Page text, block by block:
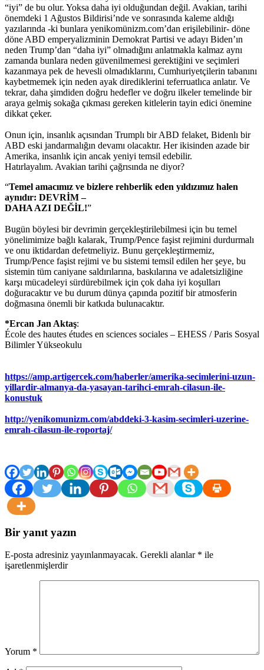
“iyi” de bu olur. Yoksa daha iyi olduğundan değil. Avakian, tarihi
önemdeki 1 Ağustos Bildirisi’nde ve sonrasında kaleme aldığı
yazılarında -ki bunlara yenikomünizm.com’dan erişilebilinir- döne
döne ABD emperyalizminin Demokrat Partisi ve adayı Biden’ın
neden Trump’dan “daha iyi” olmadığını anlatmakla kalmaz aynı
zamanda bunlara neden güvenilmemesi gerektiğini ve seçimleri
kazanmaya pek de hevesli olmadıklarını, Cumhuriyetçilerin tabanını
kaybetmemek için neden ayak dirediklerini teferruatlıca anlatır. Ve
tekrar, daha şimdiden doğru hedefler ve doğru ilkeler temelinde bir
araya gelmiş sokağa çıkması gereken kitlelerin tayin edici önemine
dikkat çeker.
Onun için, insanlık açısından Trumplı bir ABD felaket, Bidenlı bir
ABD eski jandarmalığın devamı olacaktır. Her ikisinden azade bir
Amerika, insanlık için ancak yeniyi temsil edebilir.
Hatırlayalım. Avakian tarihi çağrısında ne diyor?
“Temel amacımız ve bizlere rehberlik eden yıldızımız halen
aynıdır: DEVRİM –
DAHA AZI DEĞİL!”
Bugün böylesi bir devrimin gerçekleştirilebilmesi için bu temel
yönelimimize bağlı kalarak, Trump/Pence faşist rejimini durdurmalı
ve onu iktidardan defetmeliyiz. Bunu gerçekleştirmemiz,
Trump/Pence faşist rejimi ve bu sistemi temsil edilen her şeye, bu
sistemin tüm caniyane saldırılarına, baskılarına ve adaletsizliğine
karşı mücadeleyi sürdürebilmek için çok daha iyi koşulları
doğuracaktır ve bu durum dünya çapında pozitif bir atmosferin
doğmasına önemli bir katkıda bulunacaktır.
*Ercan Jan Aktaş:
École des hautes études en sciences sociales – EHESS / Paris Sosyal
Bilimler Yükseokulu
https://amp.artigercek.com/haberler/amerika-secimlerini-uzun-
yillardir-almanya-da-yasayan-tarihci-emrah-cilasun-ile-
konustuk
http://yenikomunizm.com/abddeki-3-kasim-secimleri-uzerine-
emrah-cilasun-ile-roportaj/
Bir yanıt yazın
E-posta adresiniz yayınlanmayacak. Gerekli alanlar * ile
işaretlenmişlerdir
Yorum *